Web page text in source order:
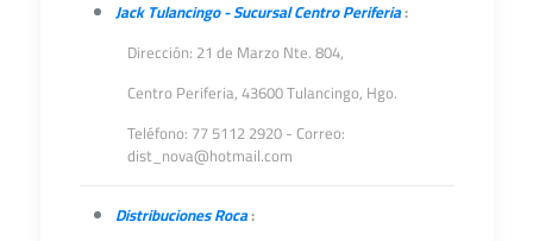
Jack Tulancingo - Sucursal Centro Periferia:
Dirección: 21 de Marzo Nte. 804,
Centro Periferia, 43600 Tulancingo, Hgo.
Teléfono: 77 5112 2920 - Correo:
dist_nova@hotmail.com
Distribuciones Roca: